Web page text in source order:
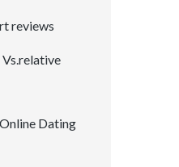
reviews
Dating